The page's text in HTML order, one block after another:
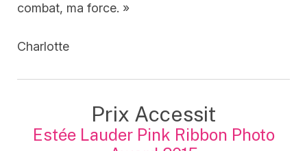
combat, ma force. »
Charlotte
Prix Accessit
Estée Lauder Pink Ribbon Photo